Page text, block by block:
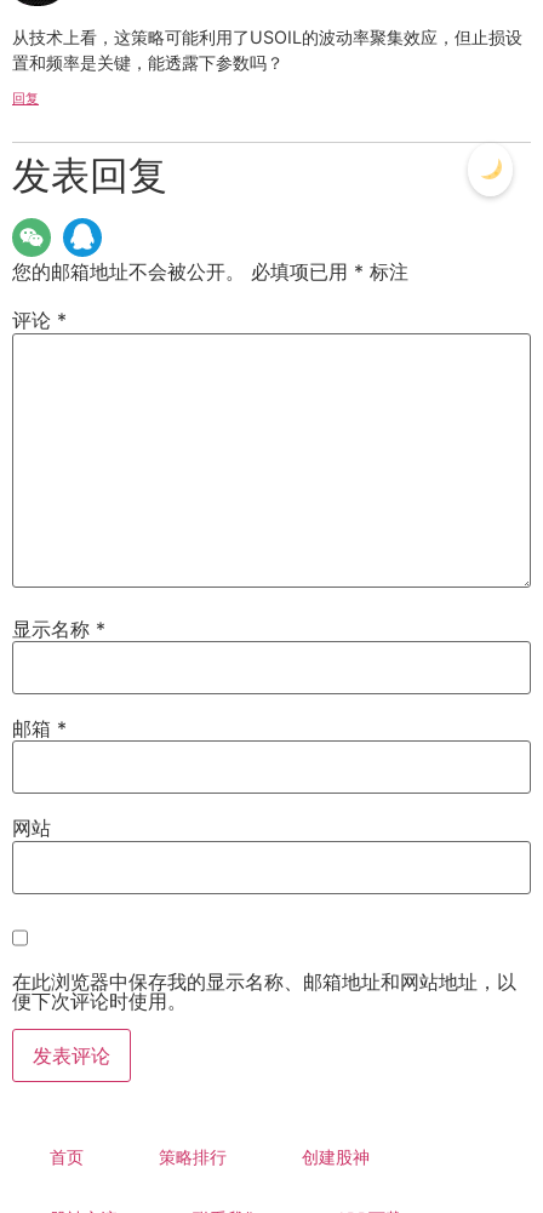
从技术上看，这策略可能利用了USOIL的波动率聚集效应，但止损设
置和频率是关键，能透露下参数吗？
回复
发表回复
您的邮箱地址不会被公开。 必填项已用 * 标注
评论 *
显示名称 *
邮箱 *
网站
在此浏览器中保存我的显示名称、邮箱地址和网站地址，以
便下次评论时使用。
首页 策略排行 创建股神